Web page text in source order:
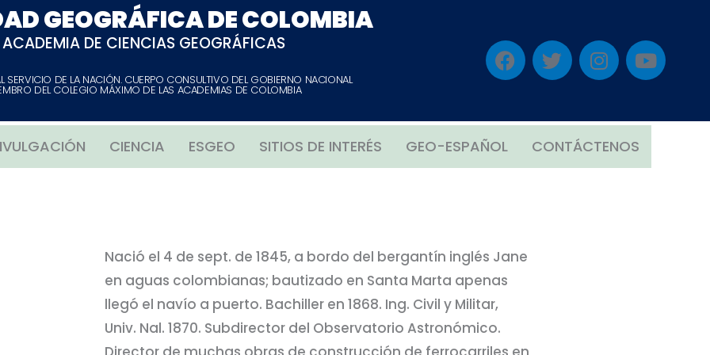
GEOGRÁFICA DE COLOMBIA
ACADEMIA DE CIENCIAS GEOGRÁFICAS
SERVICIO DE LA NACIÓN. CUERPO CONSULTIVO DEL GOBIERNO NACIONAL
DEL COLEGIO MÁXIMO DE LAS ACADEMIAS DE COLOMBIA
F
a
c
b
o
o
T
w
i
t
e
r
I
n
s
a
g
r
Y
o
u
u
e
CIENCIA ESGEO SITIOS DE INTERÉS GEO-ESPAÑOL CONTÁCTENOS
Nació el 4 de sept. de 1845, a bordo del bergantín inglés Jane
en aguas colombianas; bautizado en Santa Marta apenas
llegó el navío a puerto. Bachiller en 1868. Ing. Civil y Militar,
Univ. Nal. 1870. Subdirector del Observatorio Astronómico.